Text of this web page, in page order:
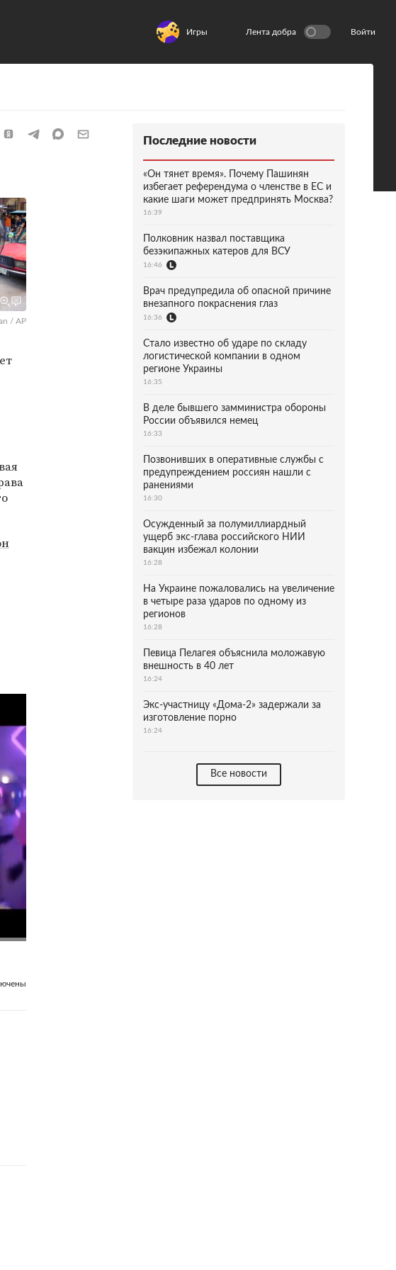
Игры Лента добра Войти
/ AP
Последние новости
«Он тянет время». Почему Пашинян
избегает референдума о членстве в ЕС и
какие шаги может предпринять Москва?
16:39
Полковник назвал поставщика
безэкипажных катеров для ВСУ
16:46
Врач предупредила об опасной причине
внезапного покраснения глаз
16:36
Стало известно об ударе по складу
логистической компании в одном
регионе Украины
16:35
В деле бывшего замминистра обороны
России объявился немец
16:33
Позвонивших в оперативные службы с
предупреждением россиян нашли с
ранениями
16:30
Осужденный за полумиллиардный
ущерб экс-глава российского НИИ
вакцин избежал колонии
16:28
На Украине пожаловались на увеличение
в четыре раза ударов по одному из
регионов
16:28
Певица Пелагея объяснила моложавую
внешность в 40 лет
16:24
Экс-участницу «Дома-2» задержали за
изготовление порно
16:24
Все новости